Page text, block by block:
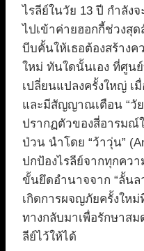
ไรลีย์ในวัย 13 ปี กำลัง
ไปเข้าค่ายฮอกกี้ช่วงสุ
บีบคั้นให้เธอต้องสร้าง
ใหม่ ทันใดนั้นเอง ที่ศูน
เปลี่ยนแปลงครั้งใหญ่ เ
และมีสัญญาณเตือน “วั
ปรากฏตัวของสี่อารมณ์
ป่วน นำโดย “ว้าวุ่น”
ปกป้องไรลีย์จากทุกคว
ขั้นยึดอำนาจจาก “ลั้นล
เกิดการผจญภัยครั้งให
ทางกลับมาเพื่อรักษาส
ลีย์ไว้ให้ได้